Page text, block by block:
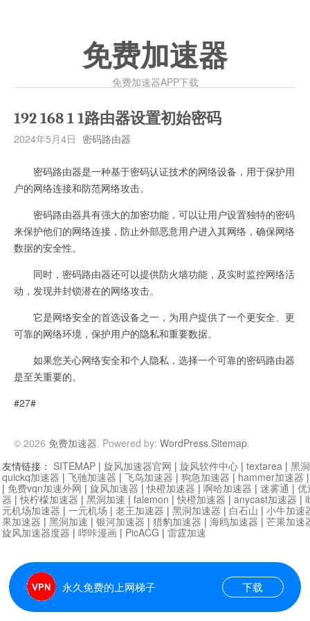
免费加速器
免费加速器APP下载
192 168 1 1路由器设置初始密码
2024年5月4日 密码路由器
密码路由器是一种基于密码认证技术的网络设备，用于保护用
户的网络连接和防范网络攻击。
密码路由器具有强大的加密功能，可以让用户设置独特的密码
来保护他们的网络连接，防止外部恶意用户进入其网络，确保网络
数据的安全性。
同时，密码路由器还可以提供防火墙功能，及实时监控网络活
动，发现并封锁潜在的网络攻击。
它是网络安全的首选设备之一，为用户提供了一个更安全、更
可靠的网络环境，保护用户的隐私和重要数据。
如果您关心网络安全和个人隐私，选择一个可靠的密码路由器
是至关重要的。
#27#
© 2026 免费加速器. Powered by: WordPress.Sitemap.
永久免费的上网梯子 下载
友情链接： SITEMAP | 旋风加速器官网 | 旋风软件中心 | textarea | 黑
quickq加速器 | 飞驰加速器 | 飞鸟加速器 | 狗急加速器 | hammer加速器
| 免费vqn加速外网 | 旋风加速器 |快橙加速器 | 啊哈加速器 | 迷雾通 | 优
器 |快柠檬加速器 | 黑洞加速 | falemon |快橙加速器 | anycast加速器 |
元机场加速器 | 一元机场 | 老王加速器 | 黑洞加速器 | 白石山 | 小牛加速
果加速器 | 黑洞加速 | 银河加速器 | 猎豹加速器 | 海鸥加速器 | 芒果加速
旋风加速器度器 | 哔咔漫画 | PicACG | 雷霆加速